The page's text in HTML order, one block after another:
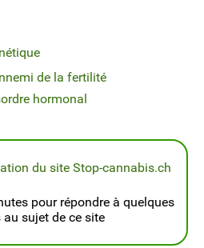
de la fertilité
hormonal
du site Stop-cannabis.ch
pour répondre à quelques
sujet de ce site